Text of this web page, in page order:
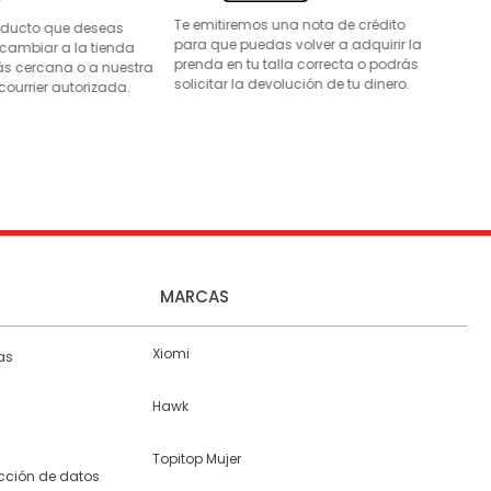
que deseas
a la tienda
cercana o a nuestra
autorizada.
Te emitiremos una nota de crédito
para que puedas volver a adquirir la
prenda en tu talla correcta o podrás
solicitar la devolución de tu dinero.
de datos
MARCAS
Xiomi
Hawk
Topitop Mujer